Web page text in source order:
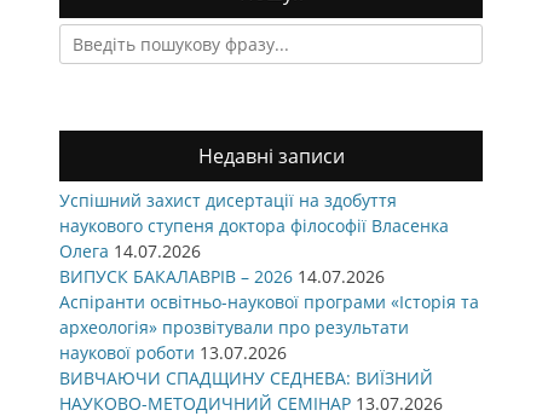
Search
for:
Недавні записи
Успішний захист дисертації на здобуття
наукового ступеня доктора філософії Власенка
Олега 14.07.2026
ВИПУСК БАКАЛАВРІВ – 2026 14.07.2026
Аспіранти освітньо-наукової програми «Історія та
археологія» прозвітували про результати
наукової роботи 13.07.2026
ВИВЧАЮЧИ СПАДЩИНУ СЕДНЕВА: ВИЇЗНИЙ
НАУКОВО-МЕТОДИЧНИЙ СЕМІНАР 13.07.2026